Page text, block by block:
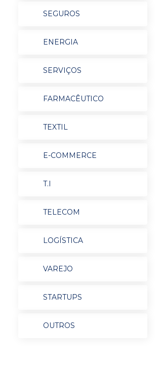
SEGUROS
ENERGIA
SERVIÇOS
FARMACÊUTICO
TEXTIL
E-COMMERCE
T.I
TELECOM
LOGÍSTICA
VAREJO
STARTUPS
OUTROS